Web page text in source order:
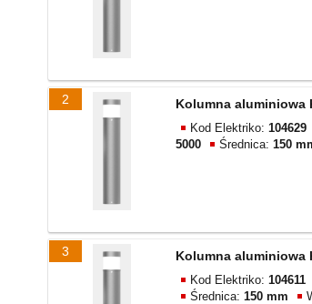
2 Kolumna aluminiowa
Kod Elektriko: 104629
5000
Średnica: 150
3 Kolumna aluminiowa
Kod Elektriko: 104611
Średnica: 150 mm